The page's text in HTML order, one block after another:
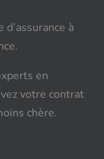
à
en
votre contrat
chère.